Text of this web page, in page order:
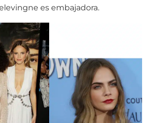
es embajadora.